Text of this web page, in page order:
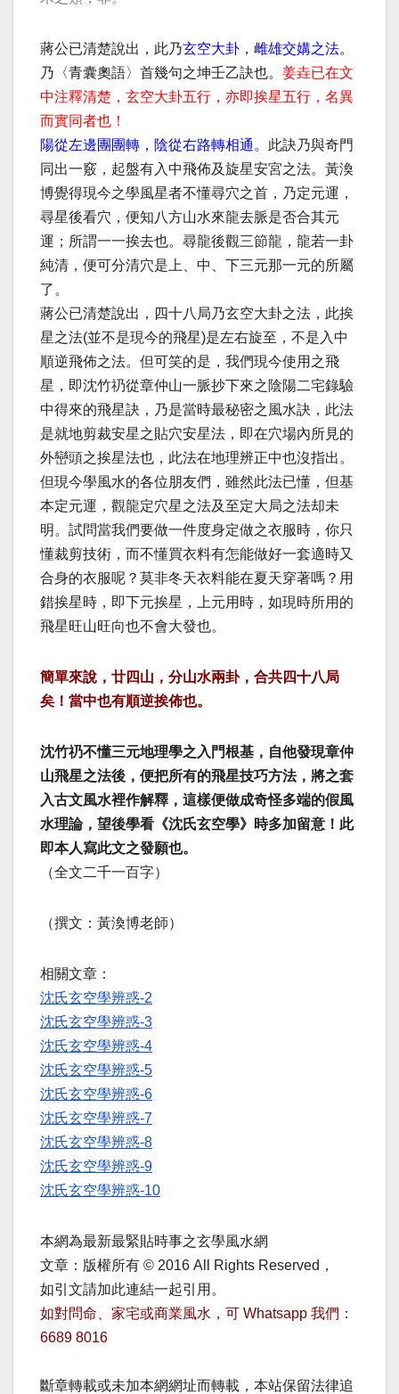
蔣公已清楚說出，此乃玄空大卦，雌雄交媾之法。
乃〈青囊奧語〉首幾句之坤壬乙訣也。 姜垚已在文
中注釋清楚，玄空大卦五行，亦即挨星五行，名異
而實同者也！
陽從左邊團團轉，陰從右路轉相通。 此訣乃與奇門
同出一竅，起盤有入中飛佈及旋星安宮之法。黃渙
博覺得現今之學風星者不懂尋穴之首，乃定元運，
尋星後看穴，便知八方山水來龍去脈是否合其元
運；所謂一一挨去也。尋龍後觀三節龍，龍若一卦
純清，便可分清穴是上、中、下三元那一元的所屬
了。
蔣公已清楚說出，四十八局乃玄空大卦之法，此挨
星之法(並不是現今的飛星)是左右旋至，不是入中
順逆飛佈之法。但可笑的是，我們現今使用之飛
星，即沈竹礽從章仲山一脈抄下來之陰陽二宅錄驗
中得來的飛星訣，乃是當時最秘密之風水訣，此法
是就地剪裁安星之貼穴安星法，即在穴場內所見的
外巒頭之挨星法也，此法在地理辨正中也沒指出。
但現今學風水的各位朋友們，雖然此法已懂，但基
本定元運，觀龍定穴星之法及至定大局之法却未
明。試問當我們要做一件度身定做之衣服時，你只
懂裁剪技術，而不懂買衣料有怎能做好一套適時又
合身的衣服呢？莫非冬天衣料能在夏天穿著嗎？用
錯挨星時，即下元挨星，上元用時，如現時所用的
飛星旺山旺向也不會大發也。
簡單來說，廿四山，分山水兩卦，合共四十八局
矣！當中也有順逆挨佈也。
沈竹礽不懂三元地理學之入門根基，自他發現章仲
山飛星之法後，便把所有的飛星技巧方法，將之套
入古文風水裡作解釋，這樣便做成奇怪多端的假風
水理論，望後學看《沈氏玄空學》時多加留意！此
即本人寫此文之發願也。
（全文二千一百字）
（撰文：黃渙博老師）
相關文章：
沈氏玄空學辨惑-2
沈氏玄空學辨惑-3
沈氏玄空學辨惑-4
沈氏玄空學辨惑-5
沈氏玄空學辨惑-6
沈氏玄空學辨惑-7
沈氏玄空學辨惑-8
沈氏玄空學辨惑-9
沈氏玄空學辨惑-10
本網為最新最緊貼時事之玄學風水網
文章：版權所有 © 2016 All Rights Reserved，
如引文請加此連結一起引用。
如對問命、家宅或商業風水，可 Whatsapp 我們：
6689 8016
斷章轉載或未加本網網址而轉載，本站保留法律追